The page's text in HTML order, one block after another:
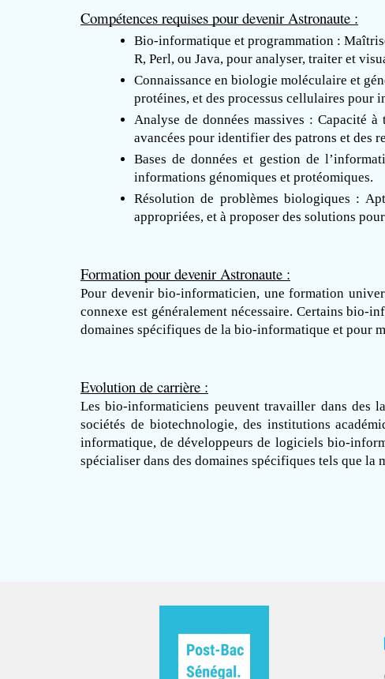
Compétences requises pour devenir Astronaute :
Bio-informatique et programmation :
R, Perl, ou Java, pour analyser, traiter et
Connaissance en biologie moléculaire et
protéines, et des processus cellulaires pour
Analyse de données massives : Capacité
avancées pour identifier des patrons et des
Bases de données et gestion de
informations génomiques et protéomiques.
Résolution de problèmes biologiques :
appropriées, et à proposer des solutions
Formation pour devenir Astronaute :
Pour devenir bio-informaticien, une formation
connexe est généralement nécessaire. Certains bio-
domaines spécifiques de la bio-informatique et pour
Evolution de carrière :
Les bio-informaticiens peuvent travailler dans des
sociétés de biotechnologie, des institutions
informatique, de développeurs de logiciels bio-
spécialiser dans des domaines spécifiques tels que